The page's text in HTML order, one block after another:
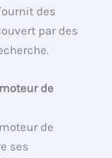
des
par des
de
de
ses